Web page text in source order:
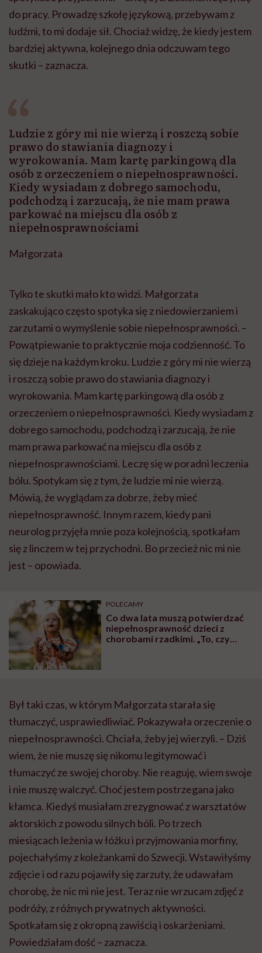
do pracy. Prowadzę szkołę językową, przebywam z
ludźmi, to mi dodaje sił. Chociaż widzę, że kiedy jestem
bardziej aktywna, kolejnego dnia odczuwam tego
skutki – zaznacza.
Ludzie z góry mi nie wierzą i roszczą sobie
prawo do stawiania diagnozy i
wyrokowania. Mam kartę parkingową dla
osób z orzeczeniem o niepełnosprawności.
Kiedy wysiadam z dobrego samochodu,
podchodzą i zarzucają, że nie mam prawa
parkować na miejscu dla osób z
niepełnosprawnościami
Małgorzata
Tylko te skutki mało kto widzi. Małgorzata
zaskakująco często spotyka się z niedowierzaniem i
zarzutami o wymyślenie sobie niepełnosprawności. –
Powątpiewanie to praktycznie moja codzienność. To
się dzieje na każdym kroku. Ludzie z góry mi nie wierzą
i roszczą sobie prawo do stawiania diagnozy i
wyrokowania. Mam kartę parkingową dla osób z
orzeczeniem o niepełnosprawności. Kiedy wysiadam z
dobrego samochodu, podchodzą i zarzucają, że nie
mam prawa parkować na miejscu dla osób z
niepełnosprawnościami. Leczę się w poradni leczenia
bólu. Spotykam się z tym, że ludzie mi nie wierzą.
Mówią, że wyglądam za dobrze, żeby mieć
niepełnosprawność. Innym razem, kiedy pani
neurolog przyjęła mnie poza kolejnością, spotkałam
się z linczem w tej przychodni. Bo przecież nic mi nie
jest – opowiada.
POLECAMY
Co dwa lata muszą potwierdzać
niepełnosprawność dzieci z
chorobami rzadkimi. „To, czy
Był taki czas, w którym Małgorzata starała się
tłumaczyć, usprawiedliwiać. Pokazywała orzeczenie o
niepełnosprawności. Chciała, żeby jej wierzyli. – Dziś
wiem, że nie muszę się nikomu legitymować i
tłumaczyć ze swojej choroby. Nie reaguję, wiem swoje
i nie muszę walczyć. Choć jestem postrzegana jako
kłamca. Kiedyś musiałam zrezygnować z warsztatów
aktorskich z powodu silnych bóli. Po trzech
miesiącach leżenia w łóżku i przyjmowania morfiny,
pojechałyśmy z koleżankami do Szwecji. Wstawiłyśmy
zdjęcie i od razu pojawiły się zarzuty, że udawałam
chorobę, że nic mi nie jest. Teraz nie wrzucam zdjęć z
podróży, z różnych prywatnych aktywności.
Spotkałam się z okropną zawiścią i oskarżeniami.
Powiedziałam dość – zaznacza.